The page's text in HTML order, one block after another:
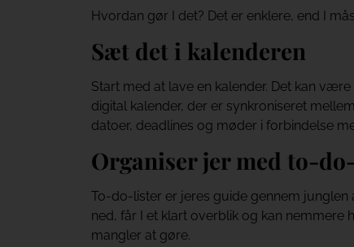
Hvordan gør I det? Det er enklere, end I
Sæt det i kalenderen
Start med at lave en kalender. Det kan
digital kalender, der er synkroniseret
datoer, deadlines og møder i forbindelse
Organiser jer med to-
To-do-lister er jeres guide gennem junglen
ned, får I et klart overblik og kan nemmere
mangler at gøre.